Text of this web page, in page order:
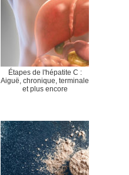
Étapes de l'hépatite C :
Aiguë, chronique, terminale
et plus encore